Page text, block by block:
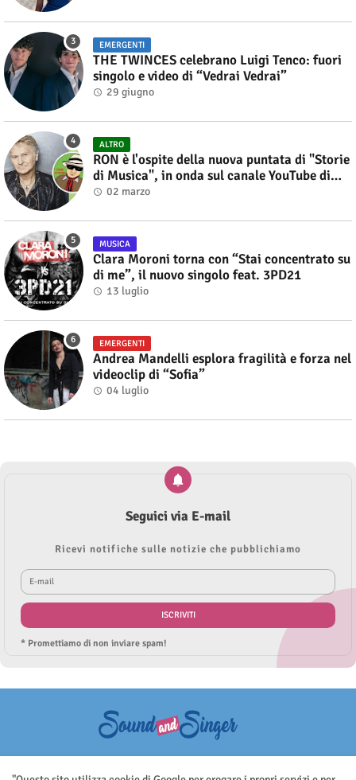
EMERGENTI
THE TWINCES celebrano Luigi Tenco: fuori
singolo e video di “Vedrai Vedrai”
29 giugno
ALTRO
RON è l'ospite della nuova puntata di "Storie
di Musica", in onda sul canale YouTube di
Alberto Salerno
02 marzo
MUSICA
Clara Moroni torna con “Stai concentrato su
di me”, il nuovo singolo feat. 3PD21
13 luglio
EMERGENTI
Andrea Mandelli esplora fragilità e forza nel
videoclip di “Sofia”
04 luglio
Seguici via E-mail
Ricevi notifiche sulle notizie che pubblichiamo
* Promettiamo di non inviare spam!